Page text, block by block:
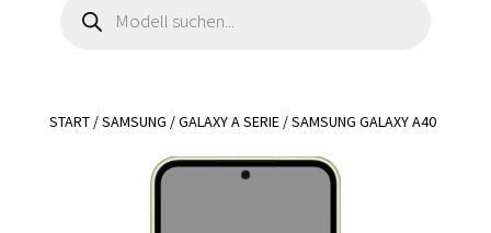
search
START/SAMSUNG /GALAXY A SERIE/ SAMSUNG GALAXY A40